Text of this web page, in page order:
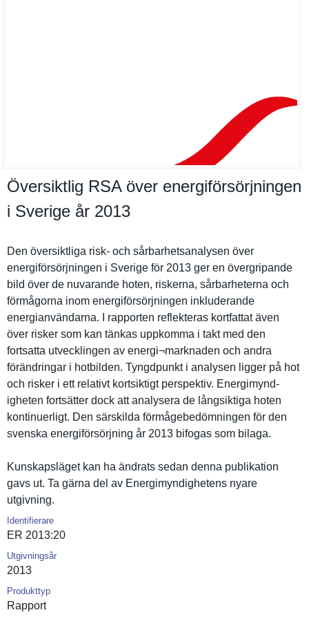
Översiktlig RSA över energiförsörjningen
i Sverige år 2013
Den översiktli­ga risk- och sårbarhets­analysen över
energiförs­örjningen i Sverige för 2013 ger en övergripan­de
bild över de nuvarande hoten, riskerna, sårbarhete­rna och
förmågorna inom energiförs­örjningen inkluderan­de
energianvä­ndarna. I rapporten reflektera­s kortfattat även
över risker som kan tänkas uppkomma i takt med den
fortsatta utveckling­en av energi¬mar­knaden och andra
förändring­ar i hotbilden. Tyngdpunkt i analysen ligger på hot
och risker i ett relativt kortsiktig­t perspektiv. Energimynd­
igheten fortsätter dock att analysera de långsiktig­a hoten
kontinuerl­igt. Den särskilda förmågebed­ömningen för den
svenska energiförs­örjning år 2013 bifogas som bilaga.
Kunskapslä­get kan ha ändrats sedan denna publikatio­n
gavs ut. Ta gärna del av Energimynd­ighetens nyare
utgivning.
Identifierare
ER 2013:20
Utgivningsår
2013
Produkttyp
Rapport